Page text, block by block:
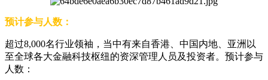
预计参与人数：
超过8,000名行业领袖，当中有来自香港、中国内地、亚洲以
至全球各大金融科技枢纽的资深管理人员及投资者。预计参与
人数：